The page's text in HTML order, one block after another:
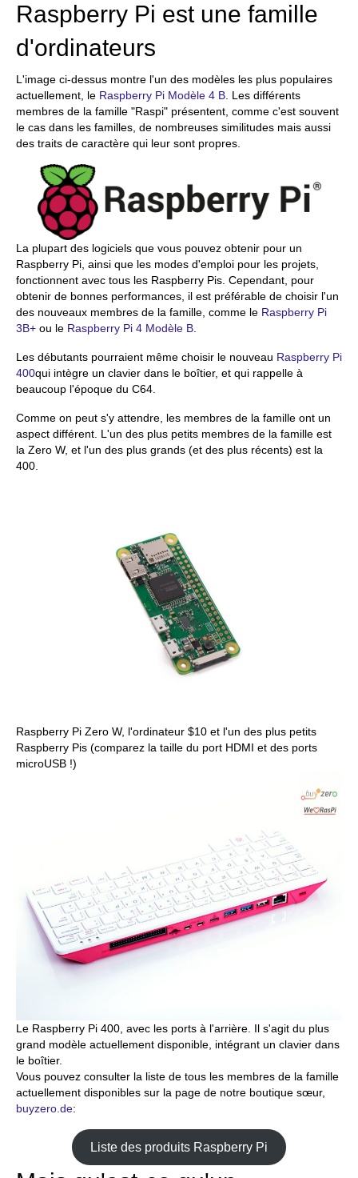
Raspberry Pi est une famille
d'ordinateurs
L'image ci-dessus montre l'un des modèles les plus populaires
actuellement, le Raspberry Pi Modèle 4 B. Les différents
membres de la famille "Raspi" présentent, comme c'est souvent
le cas dans les familles, de nombreuses similitudes mais aussi
des traits de caractère qui leur sont propres.
La plupart des logiciels que vous pouvez obtenir pour un
Raspberry Pi, ainsi que les modes d'emploi pour les projets,
fonctionnent avec tous les Raspberry Pis. Cependant, pour
obtenir de bonnes performances, il est préférable de choisir l'un
des nouveaux membres de la famille, comme le Raspberry Pi
3B+ ou le Raspberry Pi 4 Modèle B.
Les débutants pourraient même choisir le nouveau Raspberry Pi
400qui intègre un clavier dans le boîtier, et qui rappelle à
beaucoup l'époque du C64.
Comme on peut s'y attendre, les membres de la famille ont un
aspect différent. L'un des plus petits membres de la famille est
la Zero W, et l'un des plus grands (et des plus récents) est la
400.
Raspberry Pi Zero W, l'ordinateur $10 et l'un des plus petits
Raspberry Pis (comparez la taille du port HDMI et des ports
microUSB !)
Le Raspberry Pi 400, avec les ports à l'arrière. Il s'agit du plus
grand modèle actuellement disponible, intégrant un clavier dans
le boîtier.
Vous pouvez consulter la liste de tous les membres de la famille
actuellement disponibles sur la page de notre boutique sœur,
buyzero.de:
Liste des produits Raspberry Pi